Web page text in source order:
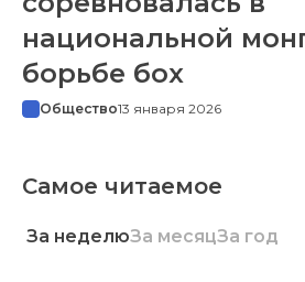
национальной
борьбе бох
Общество13 января 2026
Самое читаемое
За неделюЗа месяцЗа год